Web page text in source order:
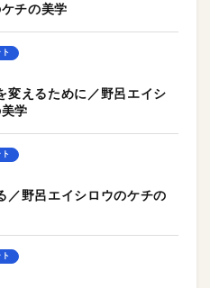
チの美学
変えるために／野呂エイシ
学
／野呂エイシロウのケチの